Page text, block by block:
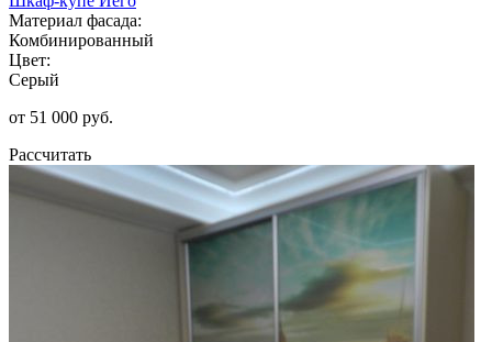
Материал фасада:
Комбинированный
Цвет:
Серый
от 51 000 руб.
Рассчитать